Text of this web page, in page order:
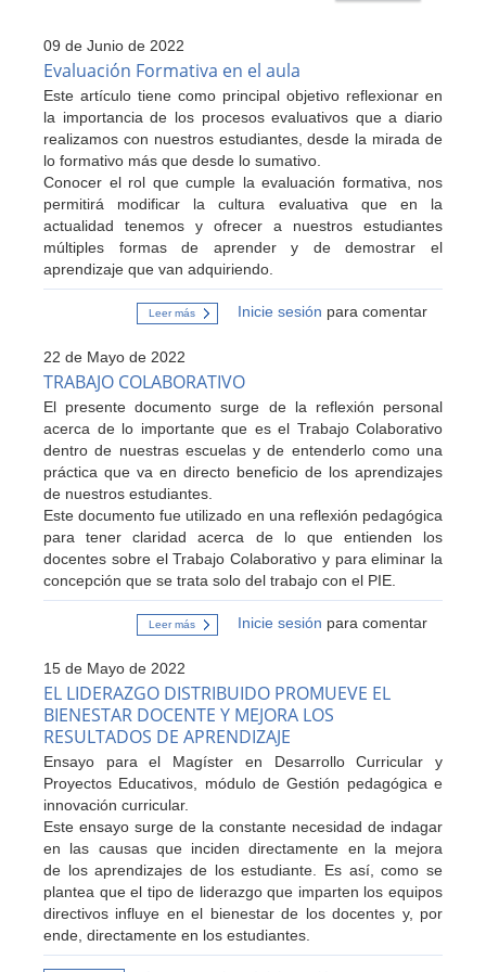
09 de Junio de 2022
Evaluación Formativa en el aula
Este artículo tiene como principal objetivo reflexionar en
la importancia de los procesos evaluativos que a diario
realizamos con nuestros estudiantes, desde la mirada de
lo formativo más que desde lo sumativo.
Conocer el rol que cumple la evaluación formativa, nos
permitirá modificar la cultura evaluativa que en la
actualidad tenemos y ofrecer a nuestros estudiantes
múltiples formas de aprender y de demostrar el
aprendizaje que van adquiriendo.
Leer más sobre
el
aula
Inicie sesión para comentar
22 de Mayo de 2022
TRABAJO COLABORATIVO
El presente documento surge de la reflexión personal
acerca de lo importante que es el Trabajo Colaborativo
dentro de nuestras escuelas y de entenderlo como una
práctica que va en directo beneficio de los aprendizajes
de nuestros estudiantes.
Este documento fue utilizado en una reflexión pedagógica
para tener claridad acerca de lo que entienden los
docentes sobre el Trabajo Colaborativo y para eliminar la
concepción que se trata solo del trabajo con el PIE.
Leer más sobre
Inicie sesión para comentar
15 de Mayo de 2022
EL LIDERAZGO DISTRIBUIDO PROMUEVE EL
BIENESTAR DOCENTE Y MEJORA LOS
RESULTADOS DE APRENDIZAJE
Ensayo para el Magíster en Desarrollo Curricular y
Proyectos Educativos, módulo de Gestión pedagógica e
innovación curricular.
Este ensayo surge de la constante necesidad de indagar
en las causas que inciden directamente en la mejora
de los aprendizajes de los estudiante. Es así, como se
plantea que el tipo de liderazgo que imparten los equipos
directivos influye en el bienestar de los docentes y, por
ende, directamente en los estudiantes.